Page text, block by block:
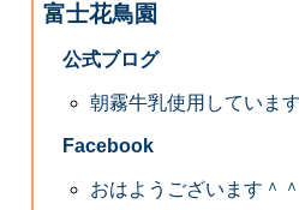
富士花鳥園
公式ブログ
朝霧牛乳使用していま
Facebook
おはようございます＾